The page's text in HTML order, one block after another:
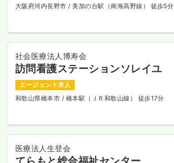
大阪府河内長野市/ 美加の台駅（南海高野線） 徒歩5分
社会医療法人博寿会
訪問看護ステーションソレイユ
エージェント求人
和歌山県橋本市 / 橋本駅（ＪＲ和歌山線） 徒歩17分
医療法人生登会